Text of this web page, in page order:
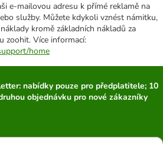
e-mailovou adresu k přímé reklamě na
služby. Můžete kdykoli vznést námitku,
kromě základních nákladů za
zoohit. Více informací:
home
nabídky pouze pro předplatitele; 10
objednávku pro nové zákazníky